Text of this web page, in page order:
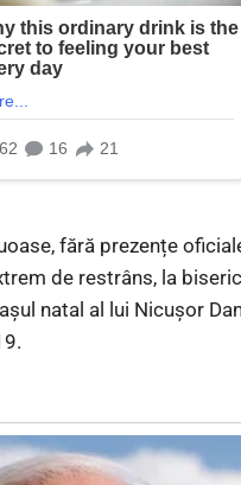
fără prezențe
de restrâns, la
natal al lui Nicușor